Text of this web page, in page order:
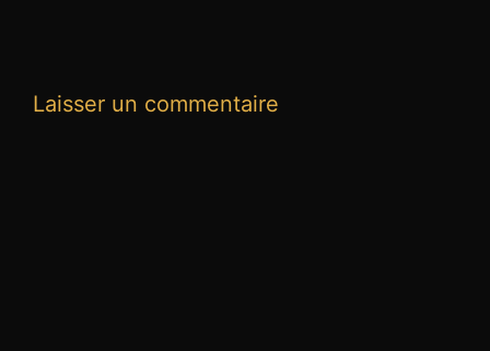
Laisser un commentaire